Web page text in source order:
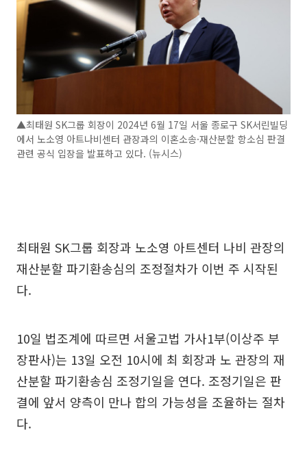
▲최태원 SK그룹 회장이 2024년 6월 17일 서울 종로구 SK서린빌딩
에서 노소영 아트나비센터 관장과의 이혼소송·재산분할 항소심 판결
관련 공식 입장을 발표하고 있다. (뉴시스)
최태원 SK그룹 회장과 노소영 아트센터 나비 관장의
재산분할 파기환송심의 조정절차가 이번 주 시작된
다.
10일 법조계에 따르면 서울고법 가사1부(이상주 부
장판사)는 13일 오전 10시에 최 회장과 노 관장의 재
산분할 파기환송심 조정기일을 연다. 조정기일은 판
결에 앞서 양측이 만나 합의 가능성을 조율하는 절차
다.